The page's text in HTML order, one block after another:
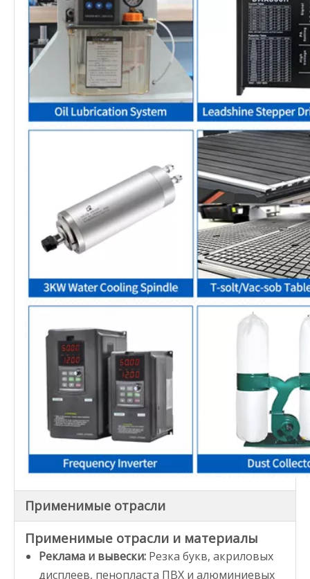
Применимые отрасли
Применимые отрасли и материалы
Реклама и вывески: Резка букв, акриловых
дисплеев, пенопласта ПВХ и алюминиевых